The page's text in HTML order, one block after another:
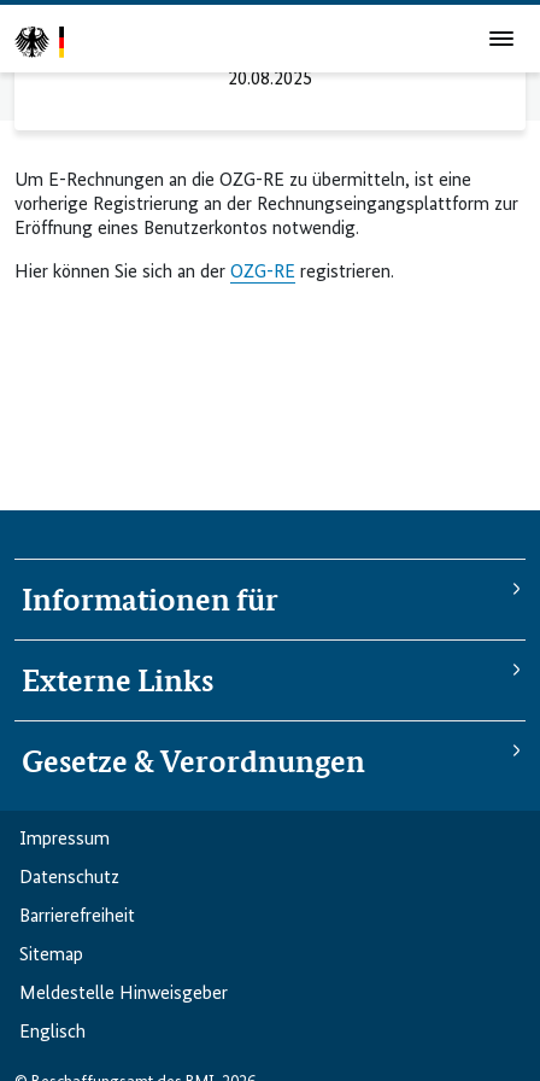
20.08.2025
Um E-Rechnungen an die OZG-RE zu übermitteln, ist eine
vorherige Registrierung an der Rechnungseingangsplattform zur
Eröffnung eines Benutzerkontos notwendig.
Hier können Sie sich an der OZG-RE registrieren.
Informationen für
Externe Links
Gesetze & Verordnungen
Impressum
Datenschutz
Barriere­freiheit
Sitemap
Meldestelle Hinweisgeber
Englisch